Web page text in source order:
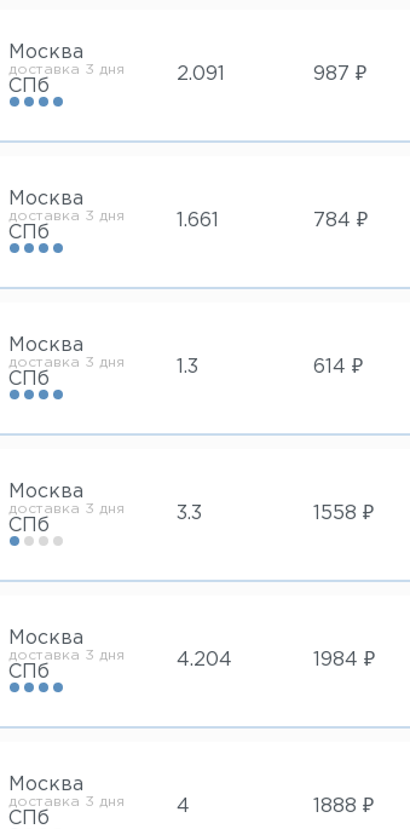
Москва
доставка 3 дня
СПб
2.091 987 ₽
Москва
доставка 3 дня
СПб
1.661 784 ₽
Москва
доставка 3 дня
СПб
1.3 614 ₽
Москва
доставка 3 дня
СПб
3.3 1558 ₽
Москва
доставка 3 дня
СПб
4.204 1984 ₽
Москва
доставка 3 дня
СПб
4 1888 ₽